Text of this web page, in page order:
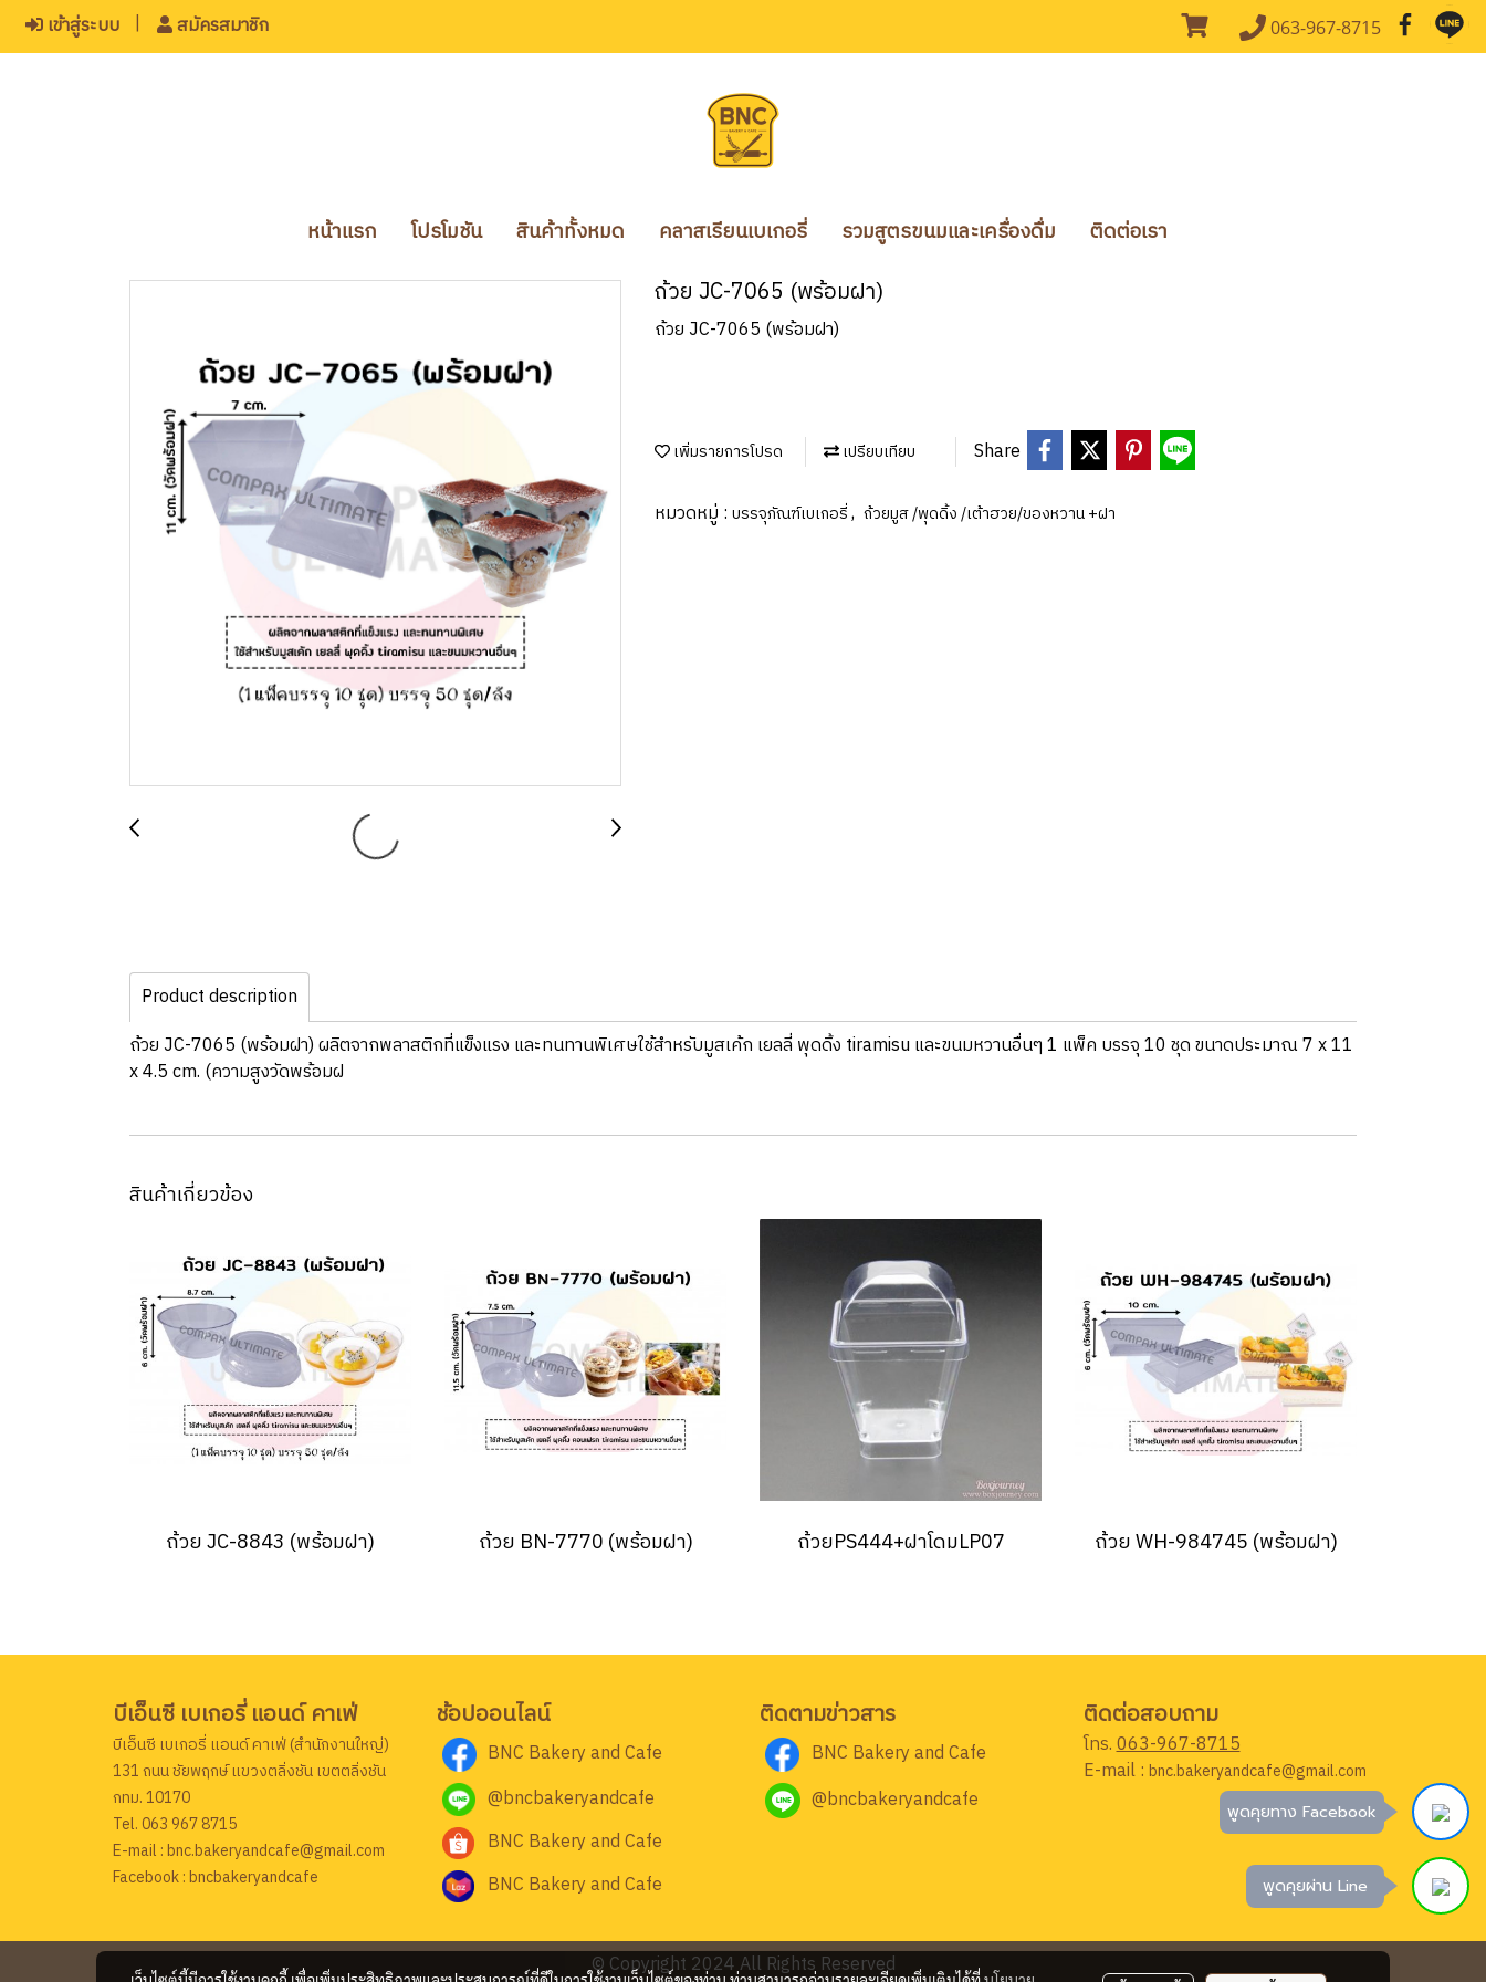
เข้าสู่ระบบ สมัครสมาชิก 063-967-8715
หน้าแรก โปรโมชัน สินค้าทั้งหมด คลาสเรียนเบเกอรี่ รวมสูตรขนมและเครื่องดื่ม ติดต่อเรา
ถ้วย JC-7065 (พร้อมฝา)
ถ้วย JC-7065 (พร้อมฝา)
เพิ่มรายการโปรด เปรียบเทียบ Share
หมวดหมู่ : บรรจุภัณฑ์เบเกอรี่, ถ้วยมูส /พุดดิ้ง /เต้าฮวย/ของหวาน +ฝา
Product description
ถ้วย JC-7065 (พร้อมฝา) ผลิตจากพลาสติกที่แข็งแรง และทนทานพิเศษใช้สำหรับมูสเค้ก เยลลี่ พุดดิ้ง tiramisu และขนมหวานอื่นๆ 1 แพ็ค บรรจุ 10 ชุด ขนาดประมาณ 7 x 11
x 4.5 cm. (ความสูงวัดพร้อมฝ
สินค้าเกี่ยวข้อง
ถ้วย JC-8843 (พร้อมฝา) ถ้วย BN-7770 (พร้อมฝา) ถ้วยPS444+ฝาโดมLP07 ถ้วย WH-984745 (พร้อมฝา)
บีเอ็นซี เบเกอรี่ แอนด์ คาเฟ่
บีเอ็นซี เบเกอรี่ แอนด์ คาเฟ่ (สำนักงานใหญ่)
131 ถนน ชัยพฤกษ์ แขวงตลิ่งชัน เขตตลิ่งชัน
กทม. 10170
Tel. 063 967 8715
E-mail : bnc.bakeryandcafe@gmail.com
Facebook : bncbakeryandcafe
ช้อปออนไลน์
BNC Bakery and Cafe
@bncbakeryandcafe
BNC Bakery and Cafe
BNC Bakery and Cafe
ติดตามข่าวสาร
BNC Bakery and Cafe
@bncbakeryandcafe
ติดต่อสอบถาม
โทร.063-967-8715
E-mail : bnc.bakeryandcafe@gmail.com
© Copyright 2024 All Rights Reserved
พูดคุยทาง Facebook
พูดคุยผ่าน Line